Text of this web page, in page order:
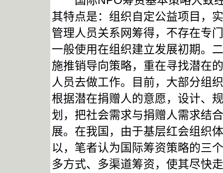
其特点是：组织自定公益项目，
管理人员关系网筹得，不存在专
一般使用在组织建立发展初期。
施推销导向策略，重在寻找潜在
人员去做工作。目前，大部分组
根据潜在捐赠人的意愿，设计、
划，把社会需求与捐赠人需求结
展。在我国，由于基层红会组织
以，笔者认为国际筹资策略的三
多方式、多渠道筹资，使其尽快